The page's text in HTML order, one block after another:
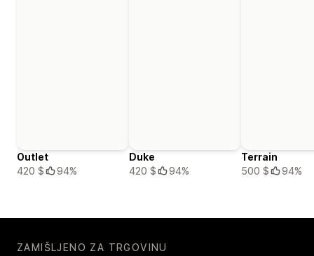
Outlet
420 $
94%
Duke
420 $
94%
Terrain
500 $
94%
ZAMIŠLJENO ZA TRGOVINU